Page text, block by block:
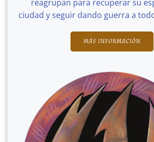
reagrupan para recuperar su
ciudad y seguir dando guerra a
MÁS INFORMACIÓN